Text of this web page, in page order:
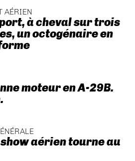
AÉRIEN
à cheval sur trois
un octogénaire en
moteur en A-29B.
show aérien tourne au